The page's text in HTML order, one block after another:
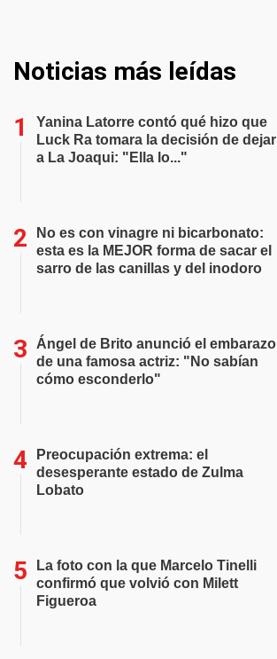
Noticias más leídas
Yanina Latorre contó qué hizo que
Luck Ra tomara la decisión de dejar
a La Joaqui: "Ella lo..."
No es con vinagre ni bicarbonato:
esta es la MEJOR forma de sacar el
sarro de las canillas y del inodoro
Ángel de Brito anunció el embarazo
de una famosa actriz: "No sabían
cómo esconderlo"
Preocupación extrema: el
desesperante estado de Zulma
Lobato
La foto con la que Marcelo Tinelli
confirmó que volvió con Milett
Figueroa